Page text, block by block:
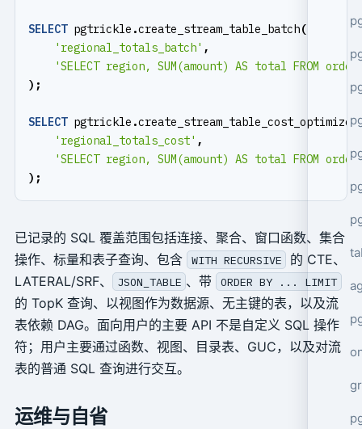
SELECT pgtrickle .create_stream_table_batch(
'regional_totals_batch' ,
'SELECT region, SUM(amount) AS total FROM
);
SELECT pgtrickle .create_stream_table_cost_optimized
'regional_totals_cost' ,
'SELECT region, SUM(amount) AS total FROM
);
已记录的 SQL 覆盖范围包括连接、聚合、窗口函数、集合
操作、标量和表子查询、包含
WITH RECURSIVE
的 CTE、
LATERAL/SRF、
JSON_TABLE 、带 ORDER BY ... LIMIT
的 TopK 查询、以视图作为数据源、无主键的表，以及流
表依赖 DAG。面向用户的主要 API 不是自定义 SQL 操作
符；用户主要通过函数、视图、目录表、GUC，以及对流
表的普通 SQL 查询进行交互。
运维与自省